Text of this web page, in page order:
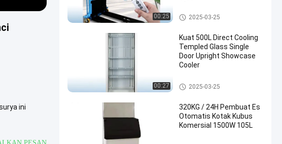
ini
PESAN
00:25
mobil forklift portabel untuk dij
ual
2025-03-25
00:27
Kuat 500L Direct Cooling
Templed Glass Single
Door Upright Showcase
Cooler
Pendingin Showcase Tegak
2025-03-25
320KG / 24H Pembuat Es
Otomatis Kotak Kubus
Komersial 1500W 105L